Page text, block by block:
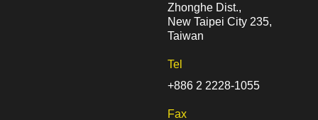
Zhonghe Dist.,
New Taipei City 235,
Taiwan
Tel
+886 2 2228-1055
Fax